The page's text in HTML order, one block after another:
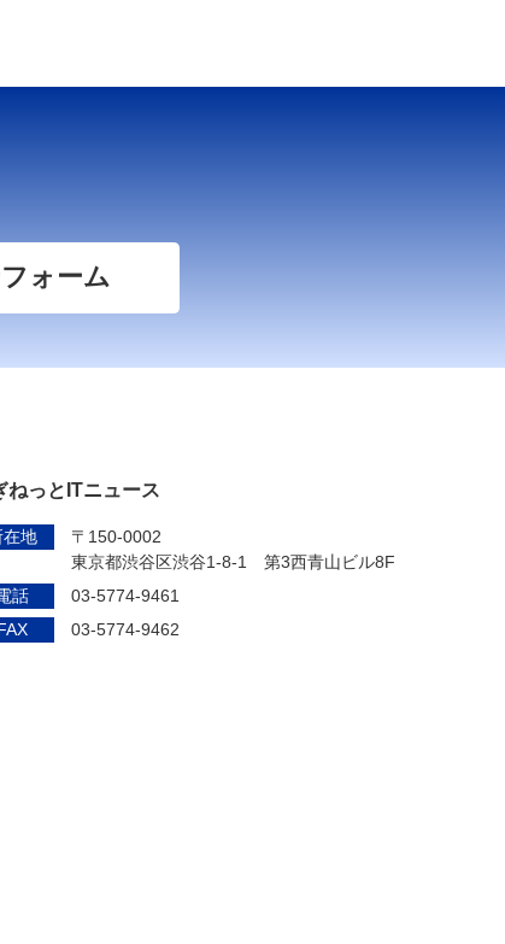
ォーム
ねっとITニュース
在地
〒150-0002
東京都渋谷区渋谷1-8-1 第3西青山ビル8F
話
03-5774-9461
03-5774-9462